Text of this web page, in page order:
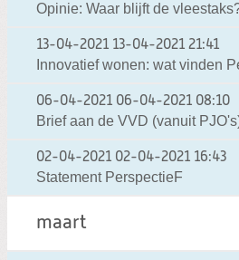
Opinie: Waar blijft de
13-04-2021 13-04-2021 21:41
Innovatief wonen: wat vinden
06-04-2021 06-04-2021 08:10
Brief aan de VVD (vanuit
02-04-2021 02-04-2021 16:43
Statement PerspectieF
maart